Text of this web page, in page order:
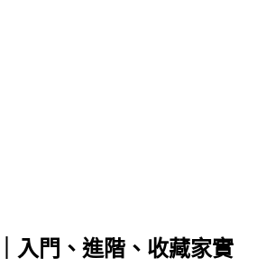
入門、進階、收藏家實